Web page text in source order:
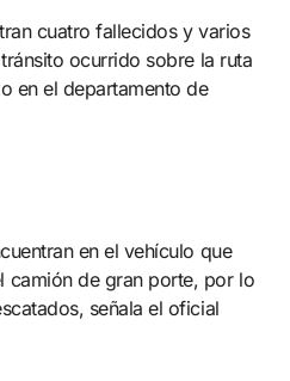
cuatro fallecidos y varios
ocurrido sobre la ruta
en el departamento de
en el vehículo que
camión de gran porte, por lo
señala el oficial